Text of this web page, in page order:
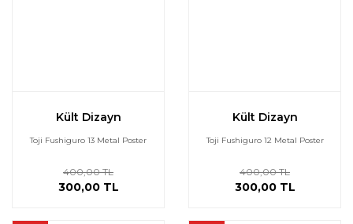
Kült Dizayn
Toji Fushiguro 13 Metal Poster
400,00 TL
300,00 TL
Kült Dizayn
Toji Fushiguro 12 Metal Poster
400,00 TL
300,00 TL